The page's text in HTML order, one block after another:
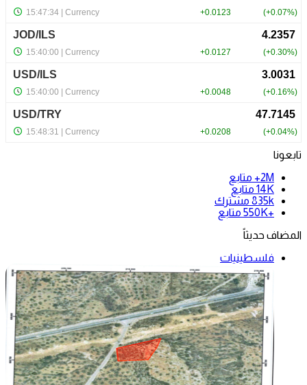
تابعونا
2M+
متابع
14K متابع
835k مشترك
+550K
متابع
المضاف حديثاً
فلسطينيات